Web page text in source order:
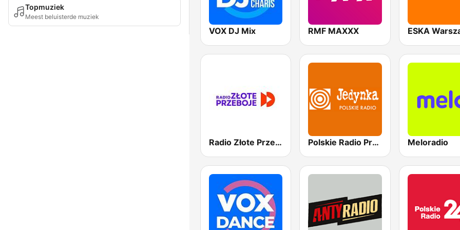
Topmuziek
Meest beluisterde muziek
VOX DJ Mix RMF MAXXX ESKA
Radio Złote Przeboje Polskie Radio Program I (PR1) Jedynka Meloradio